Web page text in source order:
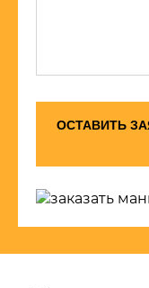
ОСТАВИТЬ